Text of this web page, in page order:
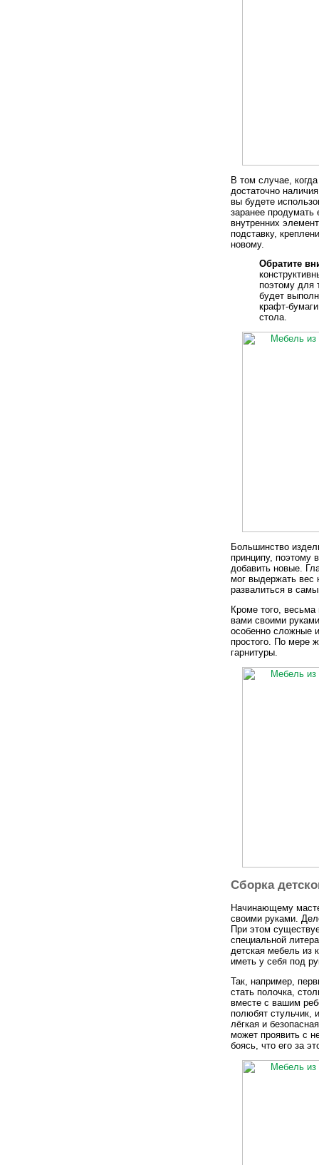
В том случае,
достаточно
вы будете
заранее продумать
внутренних
подставку,
новому.
Обратите
поэтому для
будет
крафт-
стола.
Большинство
принципу, поэтому
добавить новые.
мог выдержать
развалиться в
Кроме того,
вами своими
особенно сложные
простого. По мере
гарнитуры.
Сборка
Начинающему
своими руками.
При этом
специальной
детская мебель из
иметь у себя под
Так, например,
стать полочка,
вместе с вашим
полюбят стульчик,
лёгкая и
может проявить с
боясь, что его за